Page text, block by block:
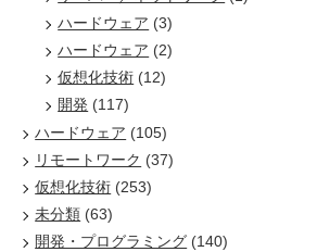
ハードウェア (3)
ハードウェア (2)
仮想化技術 (12)
開発 (117)
ハードウェア (105)
リモートワーク (37)
仮想化技術 (253)
未分類 (63)
開発・プログラミング (140)